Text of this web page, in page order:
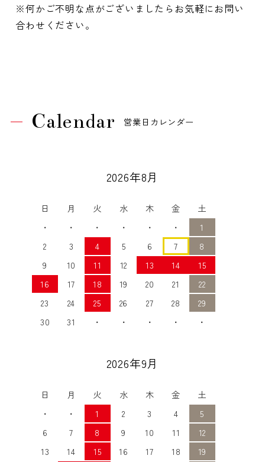
※何かご不明な点がございましたらお気軽にお問い
合わせください。
Calendar 営業日カレンダー
2026年8月
日 月 火 水 木 金
土
・
・ ・ ・ ・ ・
1
2
3 4 5 6 7
8
9
10 11 12 13 14
15
16
17 18 19 20 21
22
23
24 25 26 27 28
29
30
31 ・ ・ ・ ・ ・
2026年9月
日 月 火 水 木 金
土
・
・ 1 2 3 4
5
6
7 8 9 10 11
12
13
14 15 16 17 18
19